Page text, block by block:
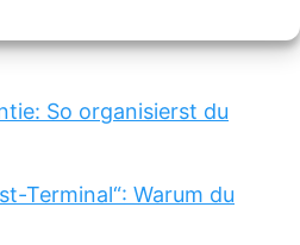
So organisierst du
Terminal“: Warum du